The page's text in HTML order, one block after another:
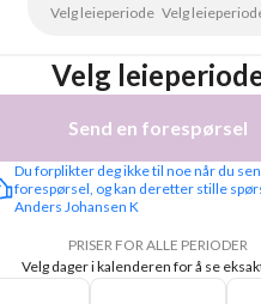
Velg leieperiode Velg
Velg
Send en forespørsel
Du forplikter deg ikke til noe når du
forespørsel, og kan deretter stille
Anders Johansen K
PRISER FOR ALLE PERIODER
Velg dager i kalenderen for å se